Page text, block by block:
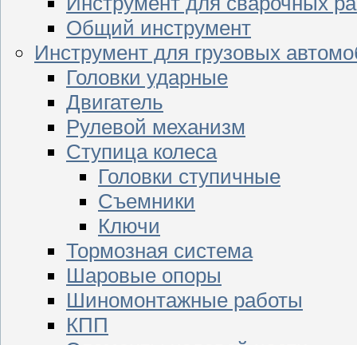
Общий инструмент
Инструмент для грузовых
Головки ударные
Двигатель
Рулевой механизм
Ступица колеса
Головки ступичные
Съемники
Ключи
Тормозная система
Шаровые опоры
Шиномонтажные работы
КПП